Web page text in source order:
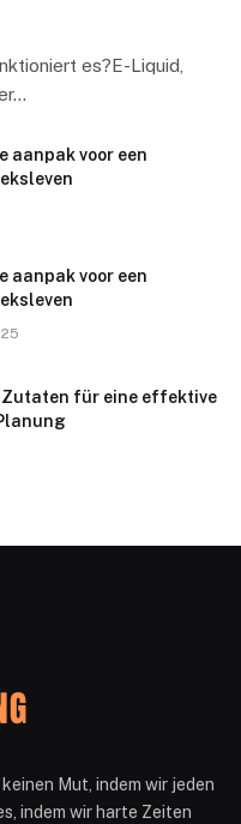
es?E-Liquid,
aanpak voor een
aanpak voor een
für eine effektive
Mut, indem wir jeden
indem wir harte Zeiten